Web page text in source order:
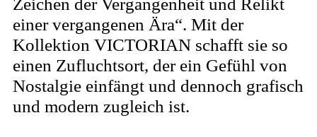
einer vergangenen Ära“. Mit der
Kollektion VICTORIAN schafft sie so
einen Zufluchtsort, der ein Gefühl von
Nostalgie einfängt und dennoch grafisch
und modern zugleich ist.